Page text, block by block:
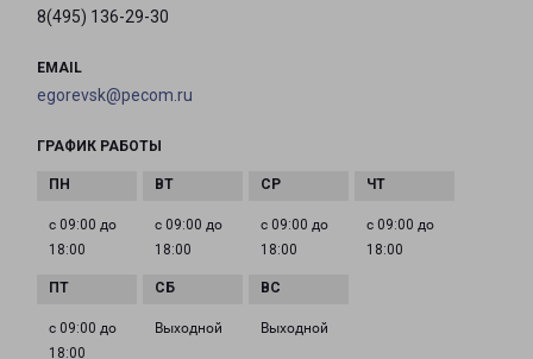
8(495) 136-29-30
EMAIL
egorevsk@pecom.ru
ГРАФИК РАБОТЫ
с 09:00 до
18:00
с 09:00 до
18:00
с 09:00 до
18:00
с 09:00 до
18:00
с 09:00 до
18:00
Выходной Выходной